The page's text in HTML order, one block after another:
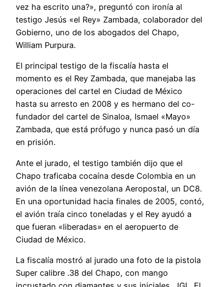
vez ha escrito una?», preguntó con ironía al
testigo Jesús «el Rey» Zambada, colaborador del
Gobierno, uno de los abogados del Chapo,
William Purpura.
El principal testigo de la fiscalía hasta el
momento es el Rey Zambada, que manejaba las
operaciones del cartel en Ciudad de México
hasta su arresto en 2008 y es hermano del co-
fundador del cartel de Sinaloa, Ismael «Mayo»
Zambada, que está prófugo y nunca pasó un día
en prisión.
Ante el jurado, el testigo también dijo que el
Chapo traficaba cocaína desde Colombia en un
avión de la línea venezolana Aeropostal, un DC8.
En una oportunidad hacia finales de 2005, contó,
el avión traía cinco toneladas y el Rey ayudó a
que fueran «liberadas» en el aeropuerto de
Ciudad de México.
La fiscalía mostró al jurado una foto de la pistola
Super calibre .38 del Chapo, con mango